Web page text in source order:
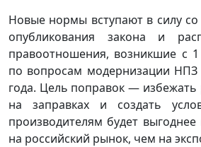
Новые нормы вступают в силу
опубликования закона и
правоотношения, возникшие с
по вопросам модернизации
года. Цель поправок — избежать
на заправках и создать
производителям будет выгоднее
на российский рынок, чем на